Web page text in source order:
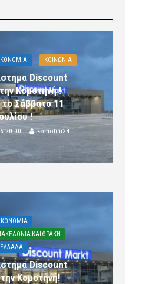
ΚΟΙΝΩΝΙΑ
Discount
Κομοτηνή !
το Σάββατο 11
!
20:00 komotini24
ΚΑΙ ΘΡΑΚΗ
ΕΛΛΑΔΑ
Discount
Κομοτηνή!